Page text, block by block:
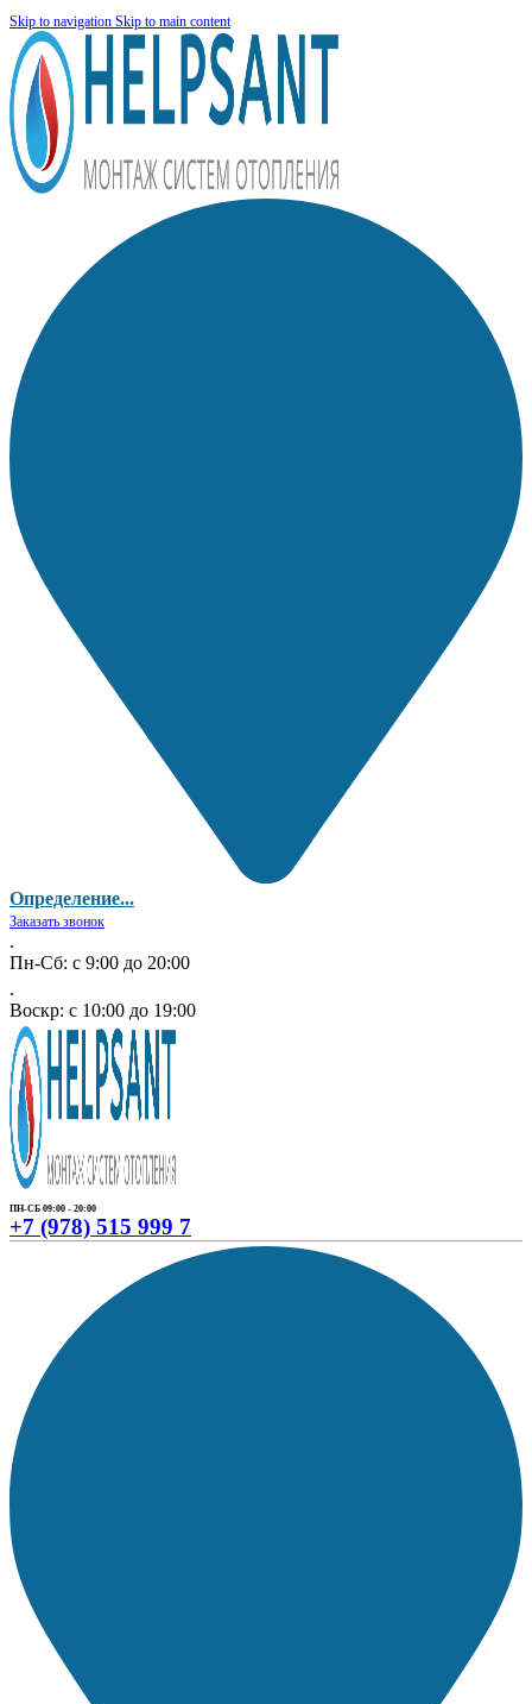
Skip to navigation Skip to main content
Определение...
Заказать звонок
.
Пн-Сб: с 9:00 до 20:00
.
Воскр: с 10:00 до 19:00
ПН-СБ 09:00 - 20:00
+7 (978) 515 999 7